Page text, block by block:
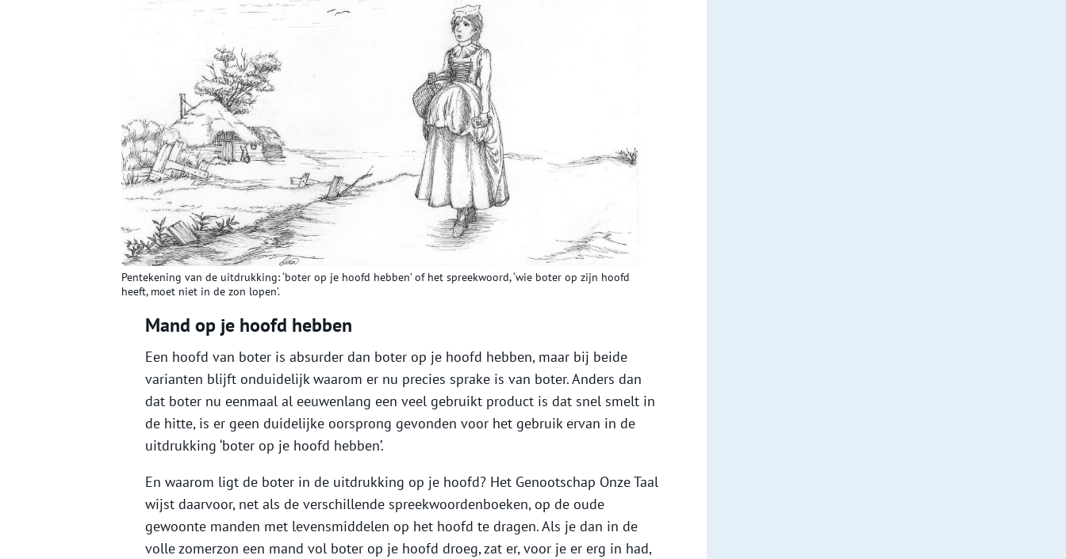
Pentekening van de uitdrukking: ‘boter op je hoofd hebben’ of het spreekwoord, ‘wie boter op zijn hoofd
heeft, moet niet in de zon lopen’.
Mand op je hoofd hebben
Een hoofd van boter is absurder dan boter op je hoofd hebben, maar bij beide
varianten blijft onduidelijk waarom er nu precies sprake is van boter. Anders dan
dat boter nu eenmaal al eeuwenlang een veel gebruikt product is dat snel smelt in
de hitte, is er geen duidelijke oorsprong gevonden voor het gebruik ervan in de
uitdrukking ‘boter op je hoofd hebben’.
En waarom ligt de boter in de uitdrukking op je hoofd? Het Genootschap Onze Taal
wijst daarvoor, net als de verschillende spreekwoordenboeken, op de oude
gewoonte manden met levensmiddelen op het hoofd te dragen. Als je dan in de
volle zomerzon een mand vol boter op je hoofd droeg, zat er, voor je er erg in had,